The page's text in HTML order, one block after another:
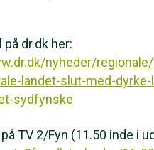
dr.dk her:
nyheder/
landet-slut-med-dyrke-
sydfynske
TV 2/Fyn (11.50 inde i